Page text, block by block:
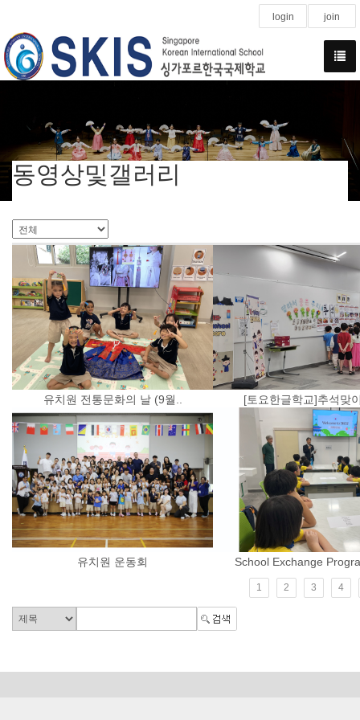
login join
동영상및갤러리
유치원 전통문화의 날 (9월.. [토요한글학교]추석맞
유치원 운동회 School Exchange
1 2 3 4